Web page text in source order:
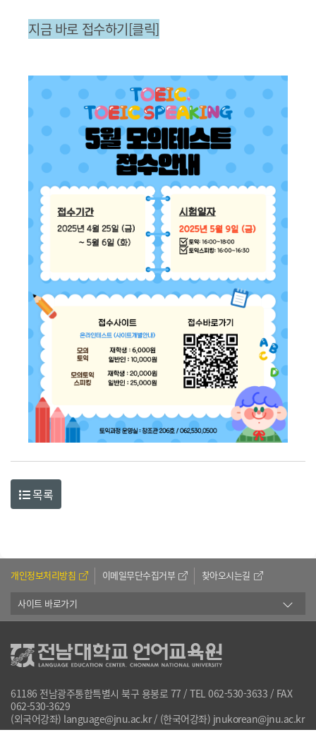
지금 바로 접수하기[클릭]
목록
개인정보처리방침 이메일무단수집거부 찾아오시는길
사이트 바로가기
61186 전남광주통합특별시 북구 용봉로 77 / TEL 062-530-3633 / FAX
062-530-3629
(외국어강좌) language@jnu.ac.kr / (한국어강좌) jnukorean@jnu.ac.kr